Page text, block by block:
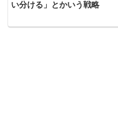
い分ける」とかいう戦略